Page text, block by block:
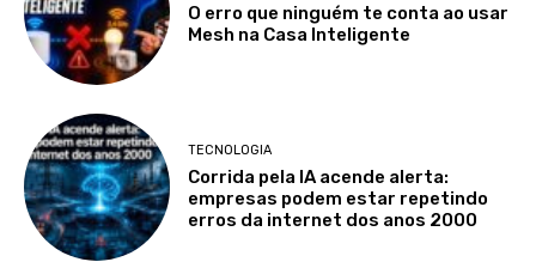
O erro que ninguém te conta ao usar
Mesh na Casa Inteligente
TECNOLOGIA
Corrida pela IA acende alerta:
empresas podem estar repetindo
erros da internet dos anos 2000